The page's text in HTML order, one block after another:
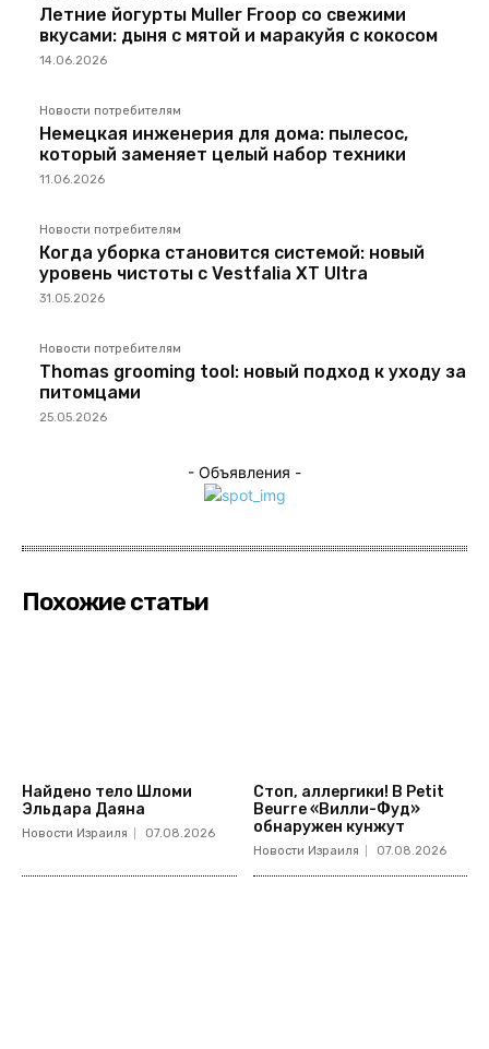
Летние йогурты Muller Froop со свежими
вкусами: дыня с мятой и маракуйя с кокосом
14.06.2026
Новости потребителям
Немецкая инженерия для дома: пылесос,
который заменяет целый набор техники
11.06.2026
Новости потребителям
Когда уборка становится системой: новый
уровень чистоты с Vestfalia XT Ultra
31.05.2026
Новости потребителям
Thomas grooming tool: новый подход к уходу за
питомцами
25.05.2026
- Объявления -
Похожие статьи
Найдено тело Шломи
Эльдара Даяна
Новости Израиля 07.08.2026
Стоп, аллергики! В Petit
Beurre «Вилли-Фуд»
обнаружен кунжут
Новости Израиля 07.08.2026